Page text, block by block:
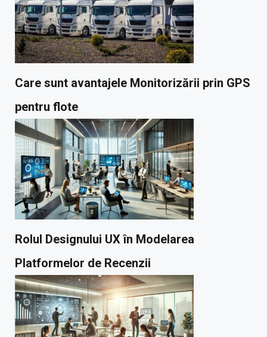
Care sunt avantajele Monitorizării prin GPS
pentru flote
Rolul Designului UX în Modelarea
Platformelor de Recenzii